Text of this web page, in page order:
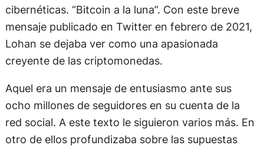
cibernéticas. “Bitcoin a la luna”. Con este breve
mensaje publicado en Twitter en febrero de 2021,
Lohan se dejaba ver como una apasionada
creyente de las criptomonedas.
Aquel era un mensaje de entusiasmo ante sus
ocho millones de seguidores en su cuenta de la
red social. A este texto le siguieron varios más. En
otro de ellos profundizaba sobre las supuestas